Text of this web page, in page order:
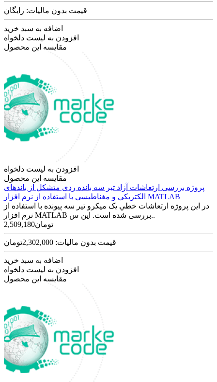
قیمت بدون مالیات: رایگان
اضافه به سبد خرید
افزودن به لیست دلخواه
مقایسه این محصول
افزودن به لیست دلخواه
مقایسه این محصول
پروژه بررسی ارتعاشات آزاد تیر سه بانده ردی متشکل از باندهای
الکتریکی و مغناطیسی با استفاده از نرم افزار MATLAB
در اين پروژه ارتعاشات خطي یک میکرو تیر سه پیونده با استفاده از
نرم افزار MATLAB بررسی شده است. این س..
2,509,180تومان
قیمت بدون مالیات: 2,302,000تومان
اضافه به سبد خرید
افزودن به لیست دلخواه
مقایسه این محصول